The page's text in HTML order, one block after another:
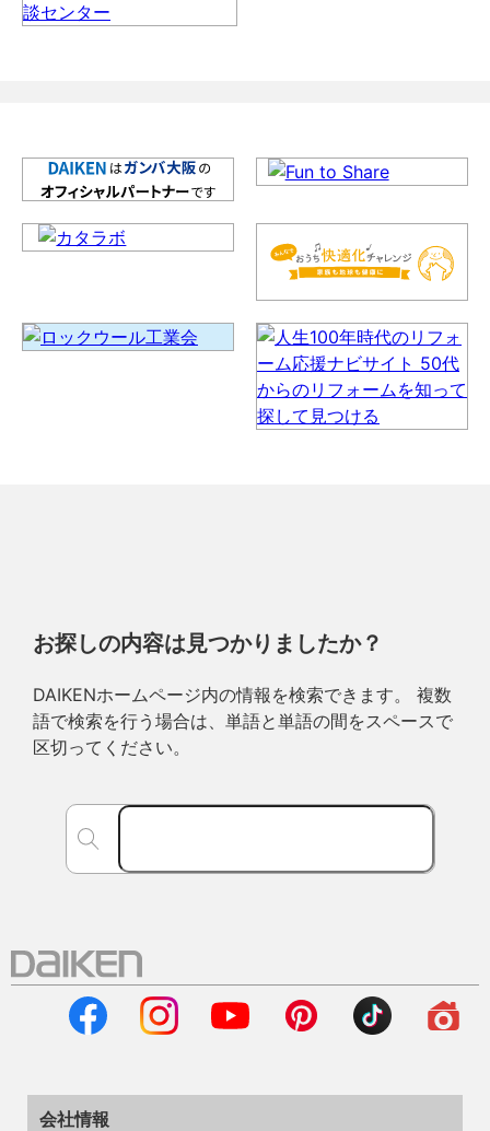
お探しの内容は見つかりましたか？
DAIKENホームページ内の情報を検索できます。 複数
語で検索を行う場合は、単語と単語の間をスペースで
区切ってください。
会社情報